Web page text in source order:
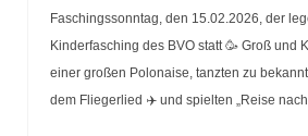
Faschingssonntag, den 15.02.2026, der
Kinderfasching des BVO statt 🥳 Groß und
einer großen Polonaise, tanzten zu
dem Fliegerlied ✈️ und spielten „Reise